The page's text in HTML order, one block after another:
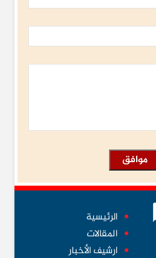
الرئيسية
المقالات
ارشيف الأخبار